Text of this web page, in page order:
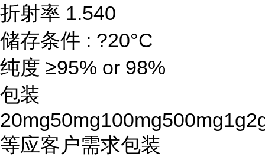
折射率 1.540
储存条件 : ?20°C
纯度 ≥95% or 98%
包装
等应客户需求包装